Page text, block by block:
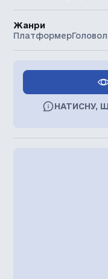
Жанри
Платформер
НАТИСНУ,